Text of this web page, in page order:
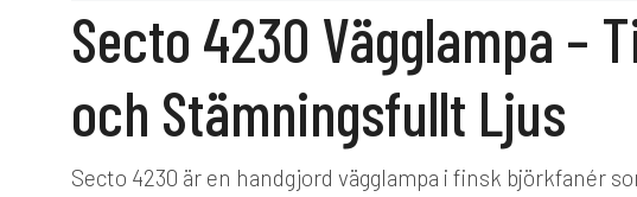
Secto 4230 Vägglampa –
och Stämningsfullt Ljus
Secto 4230 är en handgjord vägglampa i finsk björkfanér